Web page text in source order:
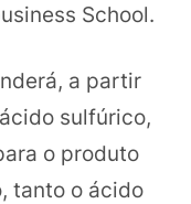
School.
a partir
sulfúrico,
o produto
tanto o ácido